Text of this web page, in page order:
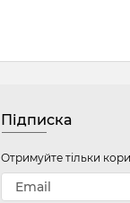
Підписка
Отримуйте тільки